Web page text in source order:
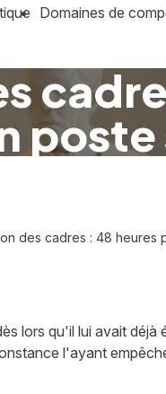
Domaines de
des cadres : 48
lors qu'il lui avait déjà
l'ayant